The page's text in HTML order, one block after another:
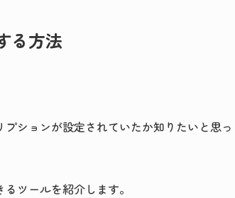
る方法
ションが設定されていたか知りたいと思っ
ツールを紹介します。